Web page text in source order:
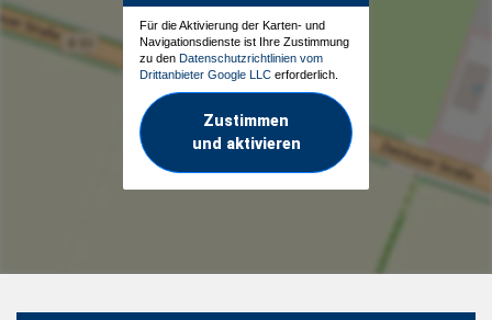
Für die Aktivierung der Karten- und
Navigationsdienste ist Ihre Zustimmung
zu den Datenschutzrichtlinien vom
Drittanbieter Google LLC erforderlich.
Zustimmen
und aktivieren